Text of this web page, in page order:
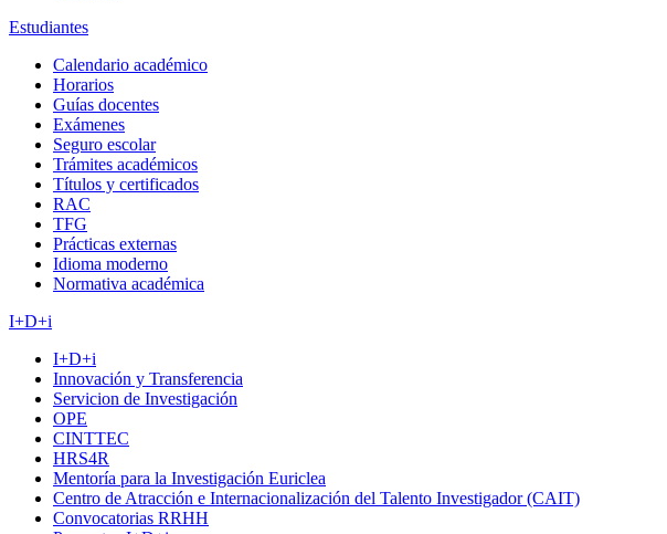
Estudiantes
Calendario académico
Horarios
Guías docentes
Exámenes
Seguro escolar
Trámites académicos
Títulos y certificados
RAC
TFG
Prácticas externas
Idioma moderno
Normativa académica
I+D+i
I+D+i
Innovación y Transferencia
Servicion de Investigación
OPE
CINTTEC
HRS4R
Mentoría para la Investigación Euriclea
Centro de Atracción e Internacionalización del Talento Investigador (CAIT)
Convocatorias RRHH